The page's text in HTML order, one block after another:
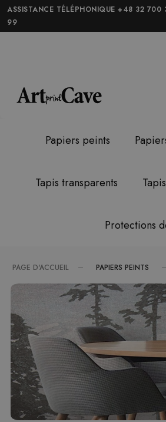
ASSISTANCE TÉLÉPHONIQUE +48 32 700
99
Papiers peints
Tapis transparents
Protections
PAGE D'ACCUEIL PAPIERS PEINTS